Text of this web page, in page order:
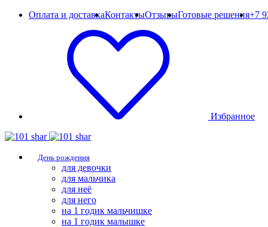
Оплата и доставкаКонтактыОтзывыГотовые решения+7
Избранное
День рождения
для девочки
для мальчика
для неё
для него
на 1 годик мальчишке
на 1 годик малышке